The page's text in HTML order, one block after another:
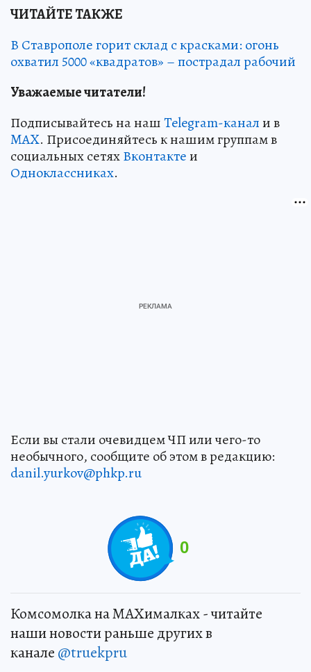
ЧИТАЙТЕ ТАКЖЕ
В Ставрополе горит склад с красками: огонь
охватил 5000 «квадратов» – пострадал рабочий
Уважаемые читатели!
Подписывайтесь на нашTelegram-канали в
MAX. Присоединяйтесь к нашим группам в
социальных сетяхВконтактеи
Одноклассниках.
Если вы стали очевидцем ЧП или чего-то
необычного, сообщите об этом в редакцию:
danil.yurkov@phkp.ru
0
Комсомолка на MAXималках - читайте
наши новости раньше других в
канале @truekpru